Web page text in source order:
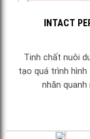
INTACT
Tinh chất nuôi
tạo quá trình
nhăn